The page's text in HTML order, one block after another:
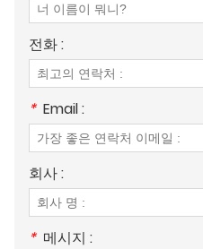
전화 :
* Email :
회사 :
* 메시지 :